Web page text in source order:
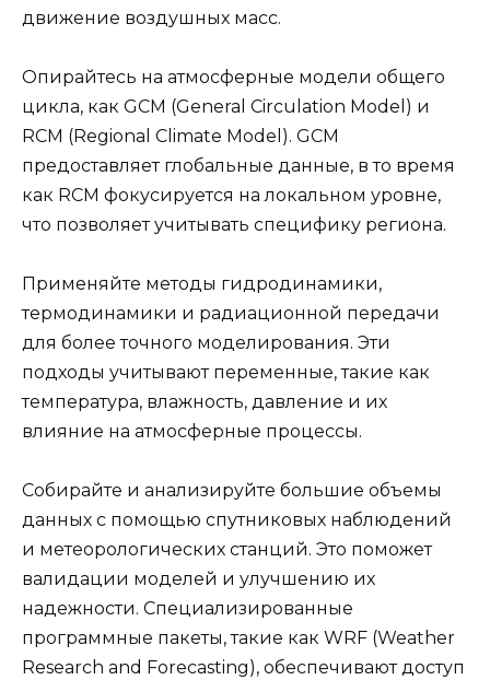
движение воздушных масс.
Опирайтесь на атмосферные модели общего
цикла, как GCM (General Circulation Model) и
RCM (Regional Climate Model). GCM
предоставляет глобальные данные, в то время
как RCM фокусируется на локальном уровне,
что позволяет учитывать специфику региона.
Применяйте методы гидродинамики,
термодинамики и радиационной передачи
для более точного моделирования. Эти
подходы учитывают переменные, такие как
температура, влажность, давление и их
влияние на атмосферные процессы.
Собирайте и анализируйте большие объемы
данных с помощью спутниковых наблюдений
и метеорологических станций. Это поможет
валидации моделей и улучшению их
надежности. Специализированные
программные пакеты, такие как WRF (Weather
Research and Forecasting), обеспечивают доступ